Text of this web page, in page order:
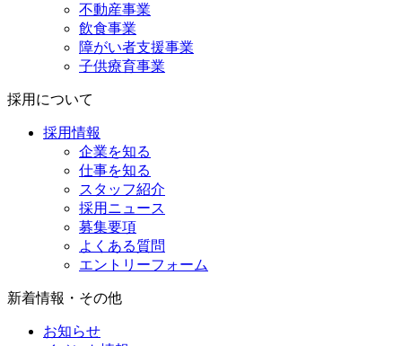
不動産事業
飲食事業
障がい者支援事業
子供療育事業
採用について
採用情報
企業を知る
仕事を知る
スタッフ紹介
採用ニュース
募集要項
よくある質問
エントリーフォーム
新着情報・その他
お知らせ